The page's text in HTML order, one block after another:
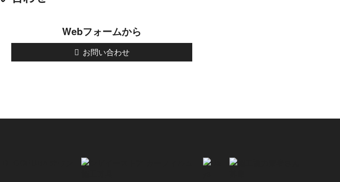
Webフォームから
お問い合わせ